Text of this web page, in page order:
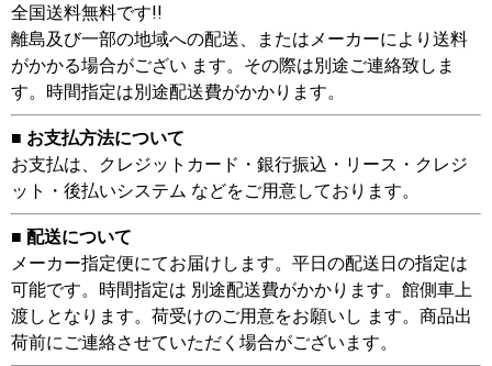
全国送料無料です!!
離島及び一部の地域への配送、またはメーカーにより送料
がかかる場合がござい ます。その際は別途ご連絡致しま
す。時間指定は別途配送費がかかります。
■ お支払方法について
お支払は、クレジットカード・銀行振込・リース・クレジ
ット・後払いシステム などをご用意しております。
■ 配送について
メーカー指定便にてお届けします。平日の配送日の指定は
可能です。時間指定は 別途配送費がかかります。館側車上
渡しとなります。荷受けのご用意をお願いし ます。商品出
荷前にご連絡させていただく場合がございます。